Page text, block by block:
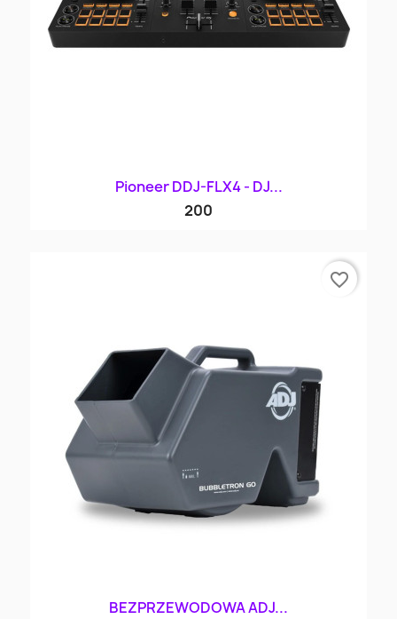
Pioneer DDJ-FLX4 - DJ...
200
BEZPRZEWODOWA ADJ...
favorite_border